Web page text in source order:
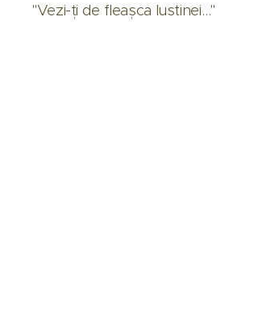
"Vezi-ți de fleașca Iustinei…"